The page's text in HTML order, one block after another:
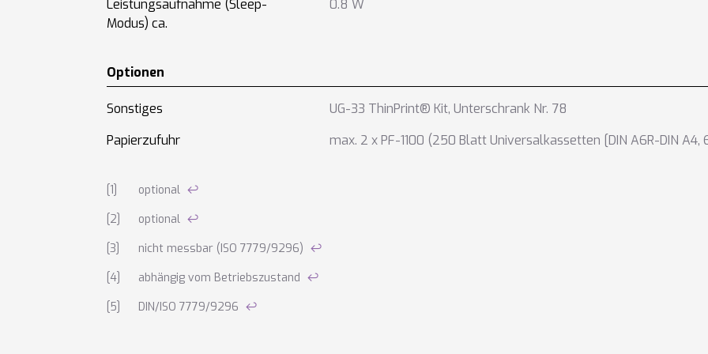
Leistungsaufnahme (Sleep-
Modus) ca.
0.8 W
Optionen
Sonstiges UG-33 ThinPrint® Kit, Unterschrank Nr. 78
Papierzufuhr
max. 2 x PF-1100 (250 Blatt Universalkassetten [DIN A6R-DIN A4,
Anmerkungen zu den technischen Daten
optional ↩
optional ↩
nicht messbar (ISO 7779/9296) ↩
abhängig vom Betriebszustand ↩
DIN/ISO 7779/9296 ↩